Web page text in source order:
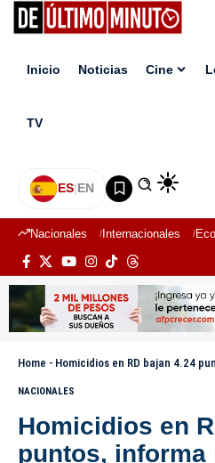
Inicio Noticias Cine
TV
ES|EN
Nacionales Internacionales
Home - Homicidios en RD bajan 4.24
NACIONALES
Homicidios en
puntos, informa